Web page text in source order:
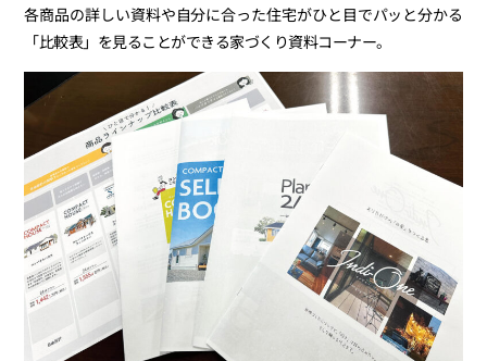
各商品の詳しい資料や自分に合った住宅がひと目でパッと分かる
「比較表」を見ることができる家づくり資料コーナー。